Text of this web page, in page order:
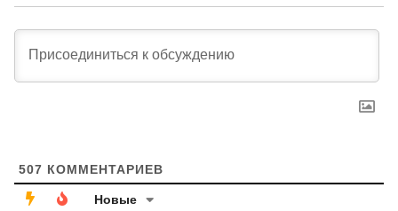
507 КОММЕНТАРИЕВ
Новые